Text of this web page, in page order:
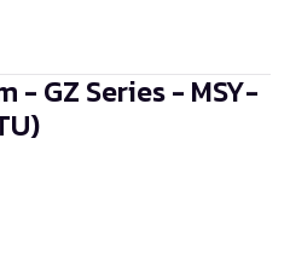
- GZ Series - MSY-